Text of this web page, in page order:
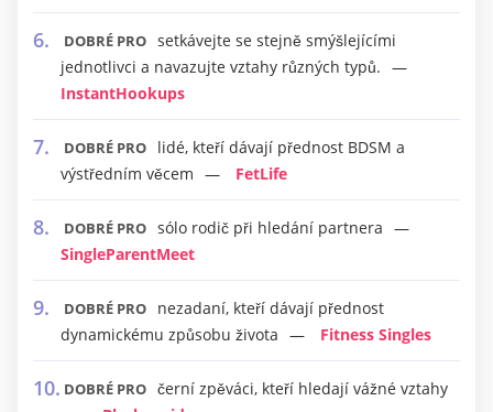
DOBRÉ PRO setkávejte se stejně smýšlejícími
jednotlivci a navazujte vztahy různých typů.
InstantHookups
DOBRÉ PRO
lidé, kteří dávají přednost BDSM a
výstředním věcem
FetLife
DOBRÉ PRO sólo rodič při hledání partnera
SingleParentMeet
DOBRÉ PRO
nezadaní, kteří dávají přednost
dynamickému způsobu života
Fitness Singles
DOBRÉ PRO černí zpěváci, kteří hledají vážné vztahy